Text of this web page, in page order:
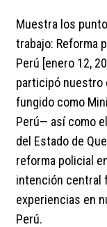
Muestra los
trabajo: Reforma
Perú [enero 12,
participó nuestro
fungido como
Perú— así como
del Estado de
reforma policial
intención central
experiencias en
Perú.